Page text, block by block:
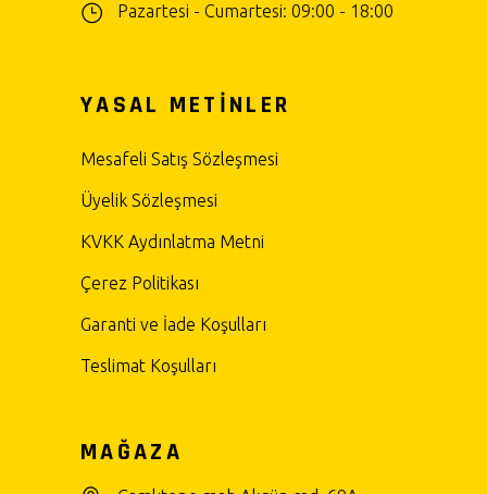
Pazartesi - Cumartesi: 09:00 - 18:00
YASAL METİNLER
Mesafeli Satış Sözleşmesi
Üyelik Sözleşmesi
KVKK Aydınlatma Metni
Çerez Politikası
Garanti ve İade Koşulları
Teslimat Koşulları
MAĞAZA